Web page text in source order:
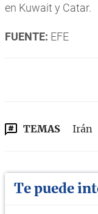
en Kuwait y Catar.
FUENTE: EFE
TEMAS Irán
Te puede